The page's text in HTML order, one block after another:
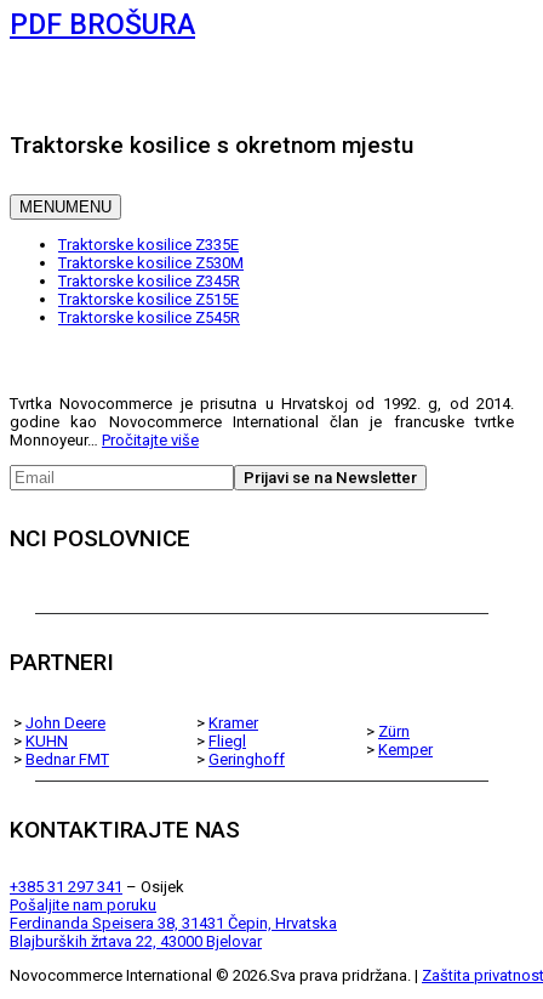
PDF BROŠURA
Traktorske kosilice s okretnom mjestu
MENUMENU
Traktorske kosilice Z335E
Traktorske kosilice Z530M
Traktorske kosilice Z345R
Traktorske kosilice Z515E
Traktorske kosilice Z545R
Tvrtka Novocommerce je prisutna u Hrvatskoj od 1992. g, od 2014.
godine kao Novocommerce International član je francuske tvrtke
Monnoyeur… Pročitajte više
NCI POSLOVNICE
PARTNERI
> John Deere
> KUHN
> Bednar FMT
> Kramer
> Fliegl
> Geringhoff
> Zürn
> Kemper
KONTAKTIRAJTE NAS
+385 31 297 341 – Osijek
Pošaljite nam poruku
Ferdinanda Speisera 38, 31431 Čepin, Hrvatska
Blajburških žrtava 22, 43000 Bjelovar
Novocommerce International © 2026.Sva prava pridržana. | Zaštita